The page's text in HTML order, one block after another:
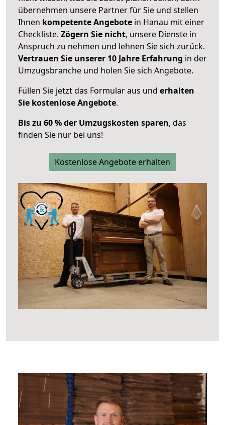
übernehmen unsere Partner für Sie und stellen
Ihnen kompetente Angebote in Hanau mit einer
Checkliste. Zögern Sie nicht, unsere Dienste in
Anspruch zu nehmen und lehnen Sie sich zurück.
Vertrauen Sie unserer 10 Jahre Erfahrung in der
Umzugsbranche und holen Sie sich Angebote.
Füllen Sie jetzt das Formular aus und erhalten
Sie kostenlose Angebote.
Bis zu 60 % der Umzugskosten sparen, das
finden Sie nur bei uns!
Kostenlose Angebote erhalten